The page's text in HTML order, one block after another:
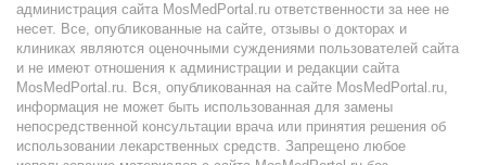
администрация сайта MosMedPortal.ru ответственности за нее не
несет. Все, опубликованные на сайте, отзывы о докторах и
клиниках являются оценочными суждениями пользователей сайта
и не имеют отношения к администрации и редакции сайта
MosMedPortal.ru. Вся, опубликованная на сайте MosMedPortal.ru,
информация не может быть использованная для замены
непосредственной консультации врача или принятия решения об
использовании лекарственных средств. Запрещено любое